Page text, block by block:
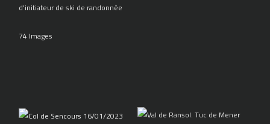
d'initiateur de ski de randonnée
74 Images